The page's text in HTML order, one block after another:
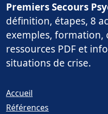
Premiers Secours
définition, étapes, 8
exemples, formation,
ressources PDF et
situations de crise.
Accueil
Références